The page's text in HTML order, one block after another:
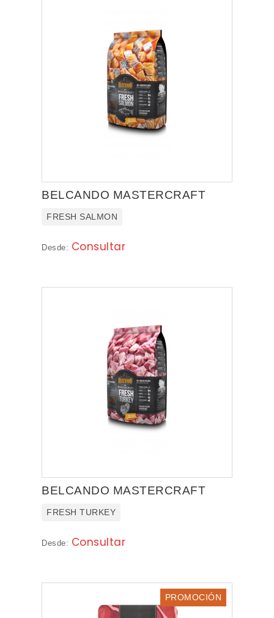
BELCANDO MASTERCRAFT
FRESH SALMON
Desde: Consultar
BELCANDO MASTERCRAFT
FRESH TURKEY
Desde: Consultar
PROMOCIÓN